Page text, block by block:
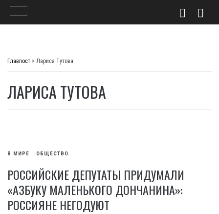
Главпост > Лариса Тутова
ЛАРИСА ТУТОВА
В МИРЕ ОБЩЕСТВО
РОССИЙСКИЕ ДЕПУТАТЫ ПРИДУМАЛИ
«АЗБУКУ МАЛЕНЬКОГО ДОНЧАНИНА»:
РОССИЯНЕ НЕГОДУЮТ